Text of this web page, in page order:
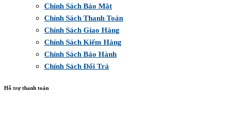
Chính Sách Bảo Mật
Chính Sách Thanh Toán
Chính Sách Giao Hàng
Chính Sách Kiểm Hàng
Chính Sách Bảo Hành
Chính Sách Đổi Trả
Hỗ trợ thanh toán